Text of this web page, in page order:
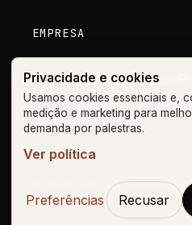
EMPRESA
Blog ContatoPrivacidade
Gustavo Caetano.
reservados.
Privacidade e cookies
Usamos cookies essenciais e,
medição e marketing para
demanda por palestras.
Ver política
Preferências Recusar